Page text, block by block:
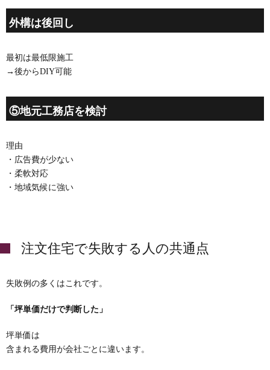
外構は後回し
最初は最低限施工
→後からDIY可能
⑤地元工務店を検討
理由
・広告費が少ない
・柔軟対応
・地域気候に強い
注文住宅で失敗する人の共通点
失敗例の多くはこれです。
「坪単価だけで判断した」
坪単価は
含まれる費用が会社ごとに違います。